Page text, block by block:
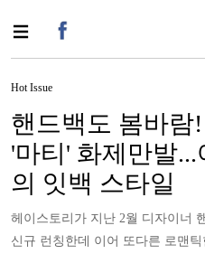
Hot Issue
핸드백도 봄바람
'마티' 화제만발
의 잇백 스타일
헤이스토리가 지난 2월 디자이너
신규 런칭한데 이어 또다른 로맨